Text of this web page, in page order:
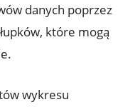
danych poprzez
które mogą
wykresu